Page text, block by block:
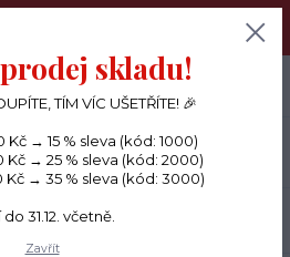
odesílám každý den, KREATIVNÍ
Menu
CZK skladu!
TÍM VÍC UŠETŘÍTE! 🎉
Kč → 15 % sleva (kód: 1000)
Kč → 25 % sleva (kód: 2000)
→ 35 % sleva (kód: 3000)
do 31.12. včetně.
Zavřít